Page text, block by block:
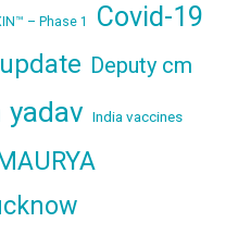
– Phase 1 Covid-19
Deputy cm
yadav India vaccines